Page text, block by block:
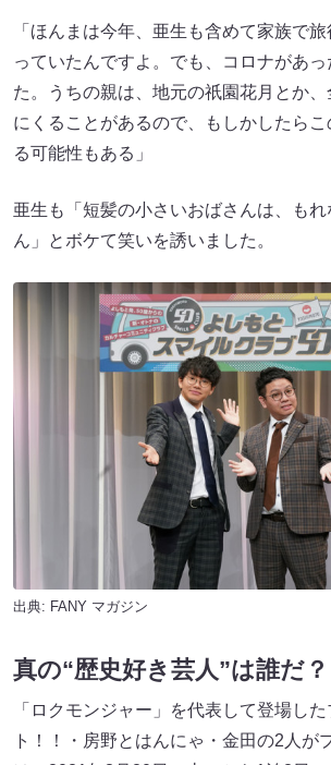
「ほんまは今年、亜生も含めて家族で
っていたんですよ。でも、コロナがあ
た。うちの親は、地元の祇園花月とか
にくることがあるので、もしかしたら
る可能性もある」
亜生も「短髪の小さいおばさんは、もれ
ん」とボケて笑いを誘いました。
出典: FANY マガジン
真の“歴史好き芸人”は誰だ？
「ロクモンジャー」を代表して登場し
ト！！・房野とはんにゃ・金田の2人が